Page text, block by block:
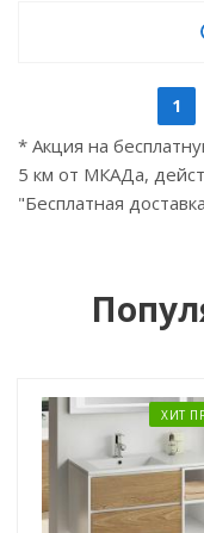
1
* Акция на
5 км от МКАДа,
"Бесплатная
ХИТ